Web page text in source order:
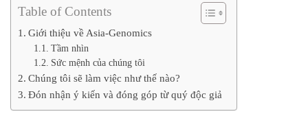
Table of Contents
Giới thiệu về Asia-Genomics
Tầm nhìn
Sức mệnh của chúng tôi
Chúng tôi sẽ làm việc như thế nào?
Đón nhận ý kiến và đóng góp từ quý độc giả